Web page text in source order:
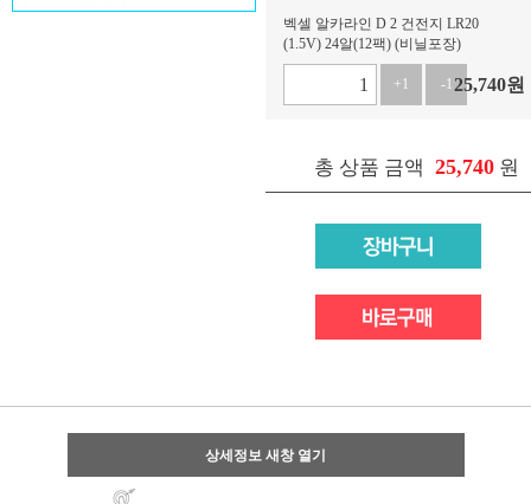
벡셀 알카라인 D 2 건전지 LR20
(1.5V) 24알(12팩) (비닐포장)
+1 -125,740원
총 상품 금액 25,740 원
상세정보 새창 열기